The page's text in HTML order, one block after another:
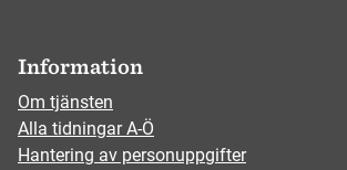
Information
Om tjänsten
Alla tidningar A-Ö
Hantering av personuppgifter